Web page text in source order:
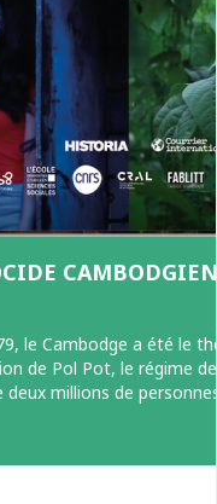
le Cambodge a été le
de Pol Pot, le régime
millions de